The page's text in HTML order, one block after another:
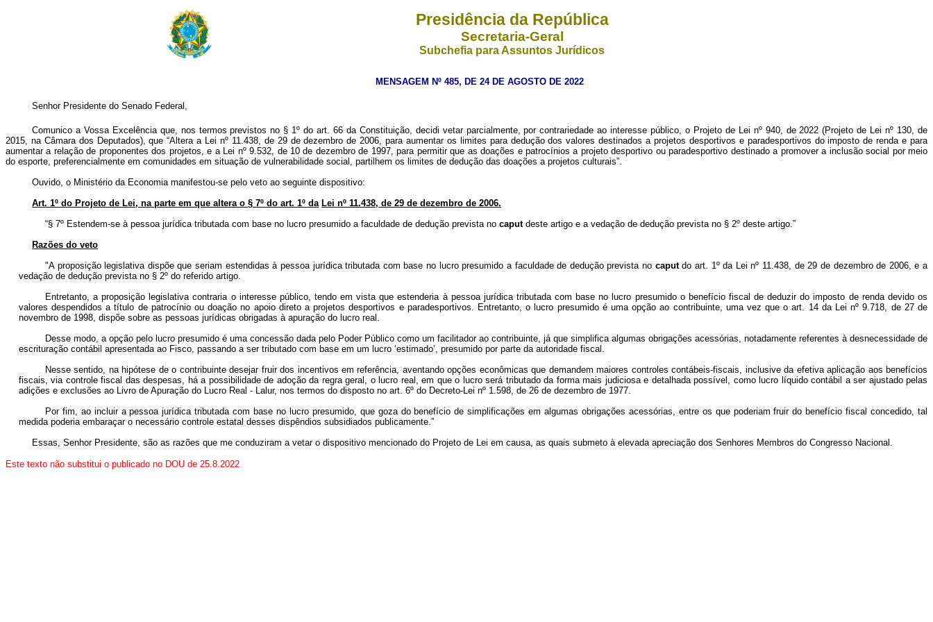
Presidência da República
Secretaria-Geral
Subchefia para Assuntos Jurídicos
MENSAGEM Nº 485, DE 24 DE AGOSTO DE 2022
Senhor Presidente do Senado Federal,
Comunico a Vossa Excelência que, nos termos previstos no § 1º do art. 66 da Constituição, decidi vetar parcialmente, por contrariedade ao interesse público, o Projeto de Lei nº 940, de 2022 (Projeto de Lei nº 130, de
2015, na Câmara dos Deputados), que “Altera a Lei nº 11.438, de 29 de dezembro de 2006, para aumentar os limites para dedução dos valores destinados a projetos desportivos e paradesportivos do imposto de renda e para
aumentar a relação de proponentes dos projetos, e a Lei nº 9.532, de 10 de dezembro de 1997, para permitir que as doações e patrocínios a projeto desportivo ou paradesportivo destinado a promover a inclusão social por meio
do esporte, preferencialmente em comunidades em situação de vulnerabilidade social, partilhem os limites de dedução das doações a projetos culturais”.
Ouvido, o Ministério da Economia manifestou-se pelo veto ao seguinte dispositivo:
Art. 1º do Projeto de Lei, na parte em que altera o § 7º do art. 1º da Lei nº 11.438, de 29 de dezembro de 2006.
“§ 7º Estendem-se à pessoa jurídica tributada com base no lucro presumido a faculdade de dedução prevista no caputdeste artigo e a vedação de dedução prevista no § 2º deste artigo.”
Razões do veto
"A proposição legislativa dispõe que seriam estendidas à pessoa jurídica tributada com base no lucro presumido a faculdade de dedução prevista no caputdo art. 1º da Lei nº 11.438, de 29 de dezembro de 2006, e a
vedação de dedução prevista no § 2º do referido artigo.
Entretanto, a proposição legislativa contraria o interesse público, tendo em vista que estenderia à pessoa jurídica tributada com base no lucro presumido o benefício fiscal de deduzir do imposto de renda devido os
valores despendidos a título de patrocínio ou doação no apoio direto a projetos desportivos e paradesportivos. Entretanto, o lucro presumido é uma opção ao contribuinte, uma vez que o art. 14 da Lei nº 9.718, de 27 de
novembro de 1998, dispõe sobre as pessoas jurídicas obrigadas à apuração do lucro real.
Desse modo, a opção pelo lucro presumido é uma concessão dada pelo Poder Público como um facilitador ao contribuinte, já que simplifica algumas obrigações acessórias, notadamente referentes à desnecessidade de
escrituração contábil apresentada ao Fisco, passando a ser tributado com base em um lucro ‘estimado’, presumido por parte da autoridade fiscal.
Nesse sentido, na hipótese de o contribuinte desejar fruir dos incentivos em referência, aventando opções econômicas que demandem maiores controles contábeis-fiscais, inclusive da efetiva aplicação aos benefícios
fiscais, via controle fiscal das despesas, há a possibilidade de adoção da regra geral, o lucro real, em que o lucro será tributado da forma mais judiciosa e detalhada possível, como lucro líquido contábil a ser ajustado pelas
adições e exclusões ao Livro de Apuração do Lucro Real - Lalur, nos termos do disposto no art. 6º do Decreto-Lei nº 1.598, de 26 de dezembro de 1977.
Por fim, ao incluir a pessoa jurídica tributada com base no lucro presumido, que goza do benefício de simplificações em algumas obrigações acessórias, entre os que poderiam fruir do benefício fiscal concedido, tal
medida poderia embaraçar o necessário controle estatal desses dispêndios subsidiados publicamente.”
Essas, Senhor Presidente, são as razões que me conduziram a vetar o dispositivo mencionado do Projeto de Lei em causa, as quais submeto à elevada apreciação dos Senhores Membros do Congresso Nacional.
Este texto não substitui o publicado no DOU de 25.8.2022